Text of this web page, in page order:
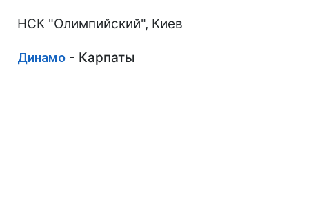
НСК "Олимпийский", Киев
Динамо - Карпаты